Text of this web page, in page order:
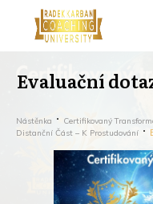
Evaluační
Nástěnka Certifikovaný
Distanční Část – K Prostudování